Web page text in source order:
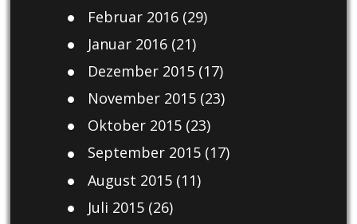
Februar 2016(29)
Januar 2016(21)
Dezember 2015(17)
November 2015(23)
Oktober 2015(23)
September 2015(17)
August 2015(11)
Juli 2015(26)